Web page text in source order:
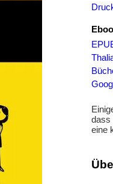
dass
eine